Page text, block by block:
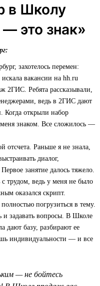
в Школу
это знак»
захотелось перемен:
вакансии на hh.ru
2ГИС. Ребята рассказывали,
ведь в 2ГИС дают
Когда открыли набор
знаком. Все сложилось —
отсчета. Раньше я не знала,
диалог,
занятие далось тяжело.
трудом, ведь у меня не было
оказался скрипт.
погрузиться в тему.
и задавать вопросы. В Школе
дают базу, разбирают ее
индивидуальности — и все
— не бойтесь